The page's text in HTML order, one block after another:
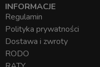
INFORMACJE
Regulamin
Polityka prywatności
Dostawa i zwroty
RODO